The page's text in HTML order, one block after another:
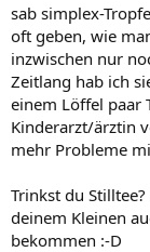
sab simplex-
oft geben, wie
inzwischen nur
Zeitlang hab ich
einem Löffel paar
Kinderarzt/ärztin
mehr Probleme
Trinkst du
deinem Kleinen
bekommen :-D